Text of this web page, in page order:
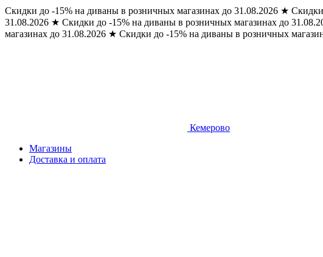
Скидки до -15% на диваны в розничных магазинах до 31.08.2026 ★
31.08.2026 ★ Скидки до -15% на диваны в розничных магазинах до
магазинах до 31.08.2026 ★ Скидки до -15% на диваны в розничных
Кемерово
Магазины
Доставка и оплата